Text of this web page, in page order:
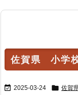
佐賀県 小学
 2025-03-24  佐賀